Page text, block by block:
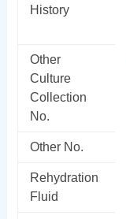
History
Other
Culture
Collection
No.
Other No.
Rehydration
Fluid